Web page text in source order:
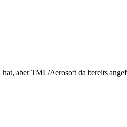
aber TML/Aerosoft da bereits